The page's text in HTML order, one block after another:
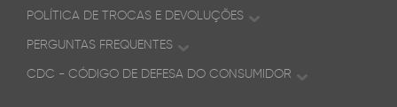
POLÍTICA DE TROCAS E DEVOLUÇÕES
PERGUNTAS FREQUENTES
CDC - CÓDIGO DE DEFESA DO CONSUMIDOR